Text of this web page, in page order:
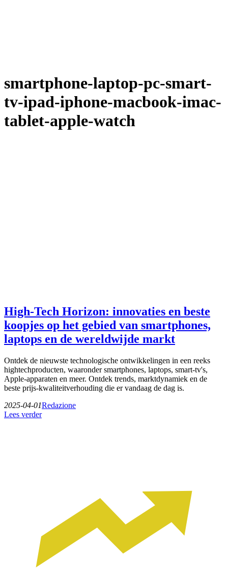
smartphone-laptop-pc-smart-
tv-ipad-iphone-macbook-imac-
tablet-apple-watch
High-Tech Horizon: innovaties en beste
koopjes op het gebied van smartphones,
laptops en de wereldwijde markt
Ontdek de nieuwste technologische ontwikkelingen in een reeks
hightechproducten, waaronder smartphones, laptops, smart-tv's,
Apple-apparaten en meer. Ontdek trends, marktdynamiek en de
beste prijs-kwaliteitverhouding die er vandaag de dag is.
2025-04-01Redazione
Lees verder